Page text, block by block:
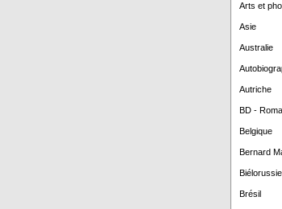
Arts et
Asie
Australie
Autriche
BD -
Belgique
Bernard
Biélorussie
Brésil